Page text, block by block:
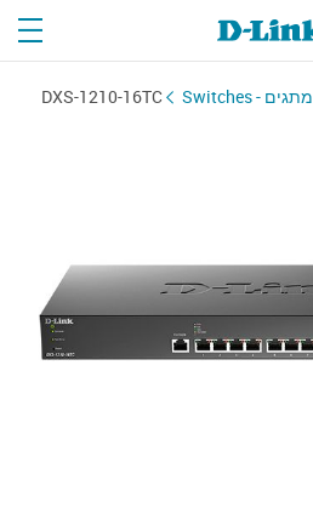
מתגים - Switches DXS-1210-16TC